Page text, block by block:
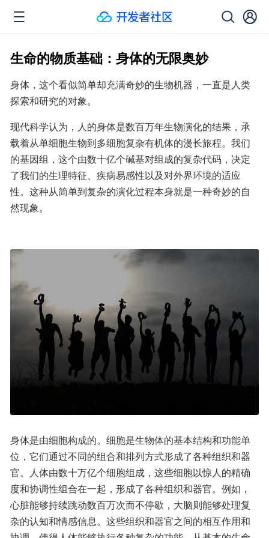
生命的物质基础：身体的无限奥妙
身体，这个看似简单却充满奇妙的生物机器，一直是人类
探索和研究的对象。
现代科学认为，人的身体是数百万年生物演化的结果，承
载着从单细胞生物到多细胞复杂有机体的漫长旅程。我们
的基因组，这个由数十亿个碱基对组成的复杂代码，决定
了我们的生理特征、疾病易感性以及对外界环境的适应
性。这种从简单到复杂的演化过程本身就是一种奇妙的自
然现象。
身体是由细胞构成的。细胞是生物体的基本结构和功能单
位，它们通过不同的组合和排列方式形成了各种组织和器
官。人体由数十万亿个细胞组成，这些细胞以惊人的精确
度和协调性组合在一起，形成了各种组织和器官。例如，
心脏能够持续跳动数百万次而不停歇，大脑则能够处理复
杂的认知和情感信息。这些组织和器官之间的相互作用和